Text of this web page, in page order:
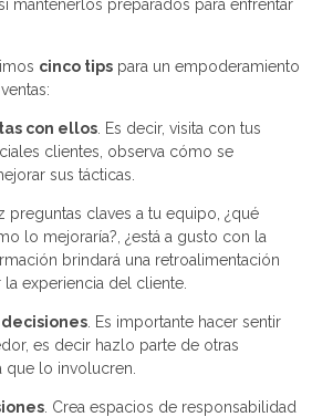
mantenerlos preparados para enfrentar
cinco tips para un empoderamiento
con ellos . Es decir, visita con tus
clientes, observa cómo se
sus tácticas.
preguntas claves a tu equipo, ¿qué
lo mejoraría?, ¿está a gusto con la
brindará una retroalimentación
experiencia del cliente.
. Es importante hacer sentir
es decir hazlo parte de otras
que lo involucren.
. Crea espacios de responsabilidad